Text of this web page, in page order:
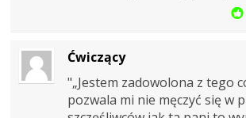
Ćwiczący
"„Jestem zadowolona z tego
pozwala mi nie męczyć się w